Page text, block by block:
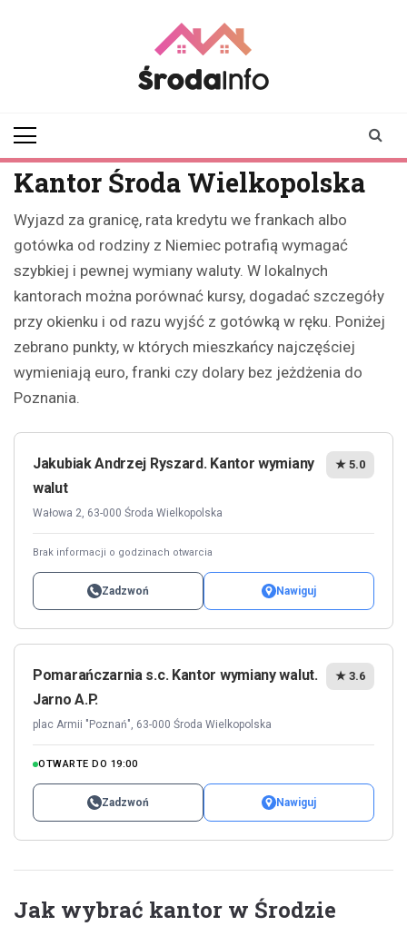
Kantor Środa Wielkopolska
Wyjazd za granicę, rata kredytu we frankach albo
gotówka od rodziny z Niemiec potrafią wymagać
szybkiej i pewnej wymiany waluty. W lokalnych
kantorach można porównać kursy, dogadać szczegóły
przy okienku i od razu wyjść z gotówką w ręku. Poniżej
zebrano punkty, w których mieszkańcy najczęściej
wymieniają euro, franki czy dolary bez jeżdżenia do
Poznania.
Jakubiak Andrzej Ryszard. Kantor wymiany
walut
Wałowa 2, 63-000 Środa Wielkopolska
★ 5.0
Brak informacji o godzinach otwarcia
Zadzwoń Nawiguj
Pomarańczarnia s.c. Kantor wymiany walut.
Jarno A.P.
plac Armii "Poznań", 63-000 Środa Wielkopolska
★ 3.6
OTWARTE DO 19:00
Zadzwoń Nawiguj
Jak wybrać kantor w Środzie